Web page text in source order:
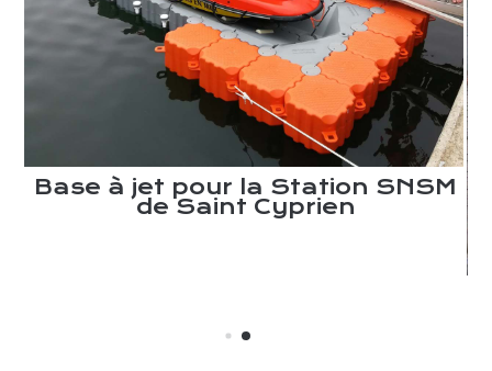
Base à jet pour la Station SNSM
de Saint Cyprien